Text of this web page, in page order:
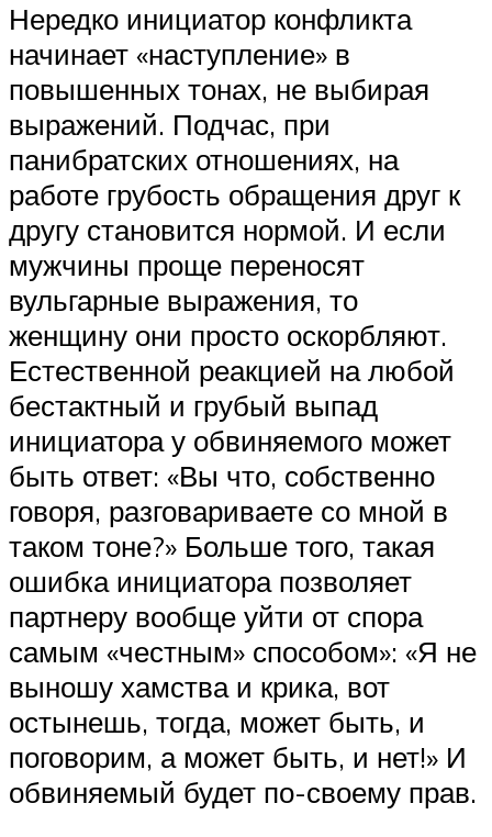
Нередко инициатор конфликта
начинает «наступление» в
повышенных тонах, не выбирая
выражений. Подчас, при
панибратских отношениях, на
работе грубость обращения друг к
другу становится нормой. И если
мужчины проще переносят
вульгарные выражения, то
женщину они просто оскорбляют.
Естественной реакцией на любой
бестактный и грубый выпад
инициатора у обвиняемого может
быть ответ: «Вы что, собственно
говоря, разговариваете со мной в
таком тоне?» Больше того, такая
ошибка инициатора позволяет
партнеру вообще уйти от спора
самым «честным» способом»: «Я не
выношу хамства и крика, вот
остынешь, тогда, может быть, и
поговорим, а может быть, и нет!» И
обвиняемый будет по-своему прав.